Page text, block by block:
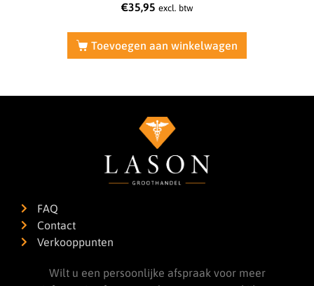
€35,95 excl. btw
Toevoegen aan winkelwagen
FAQ
Contact
Verkooppunten
Wilt u een persoonlijke afspraak voor meer